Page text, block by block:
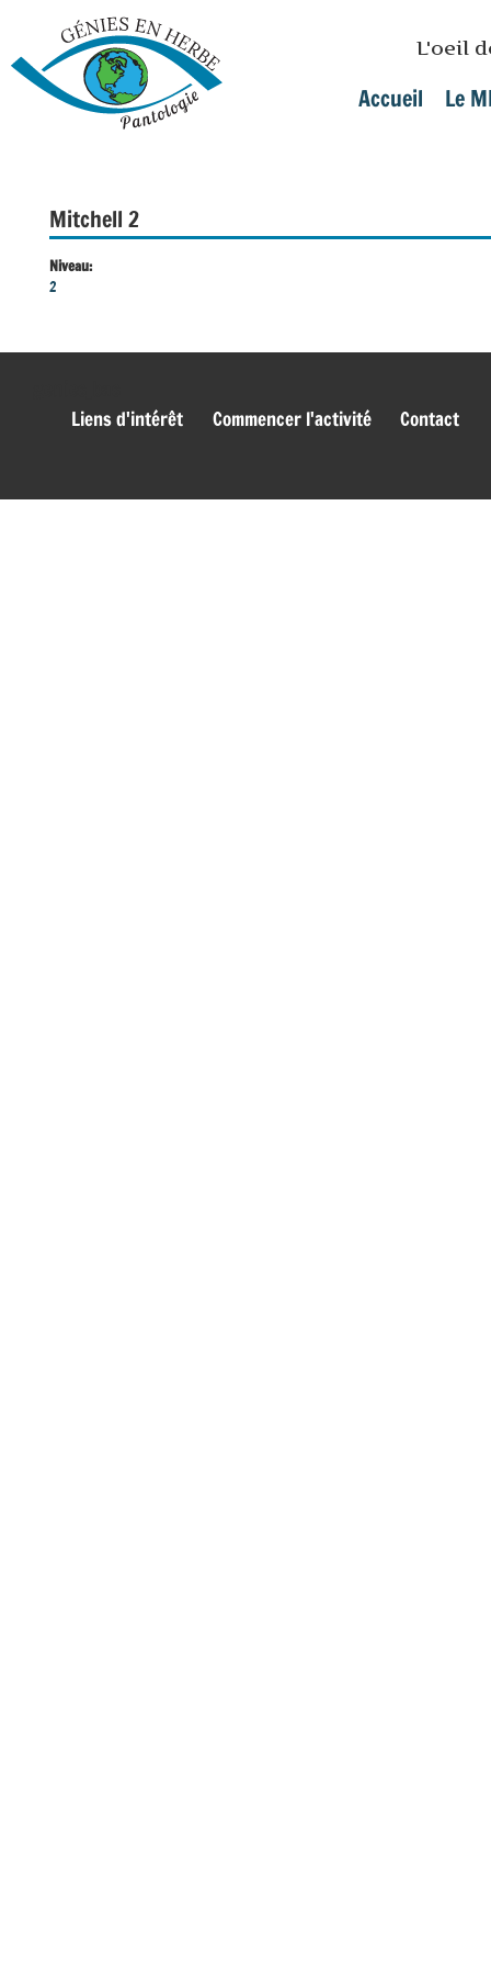
L'oeil
Main menu
Accueil Le
Mitchell 2
Niveau:
2
Liens d'intérêt Commencer l'activité Contact